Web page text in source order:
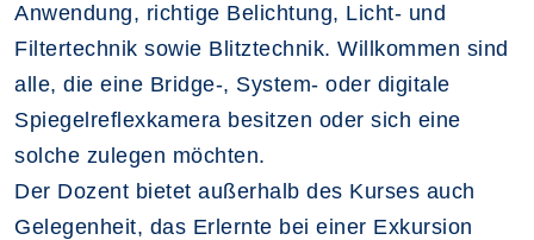
Anwendung, richtige Belichtung, Licht- und
Filtertechnik sowie Blitztechnik. Willkommen sind
alle, die eine Bridge-, System- oder digitale
Spiegelreflexkamera besitzen oder sich eine
solche zulegen möchten.
Der Dozent bietet außerhalb des Kurses auch
Gelegenheit, das Erlernte bei einer Exkursion